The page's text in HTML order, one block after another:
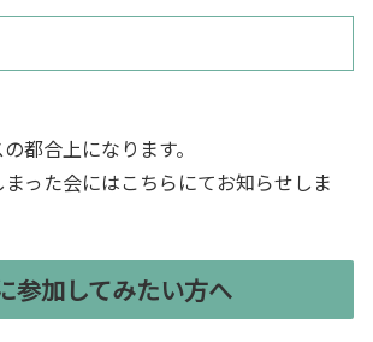
都合上になります。
った会にはこちらにてお知らせしま
参加してみたい方へ